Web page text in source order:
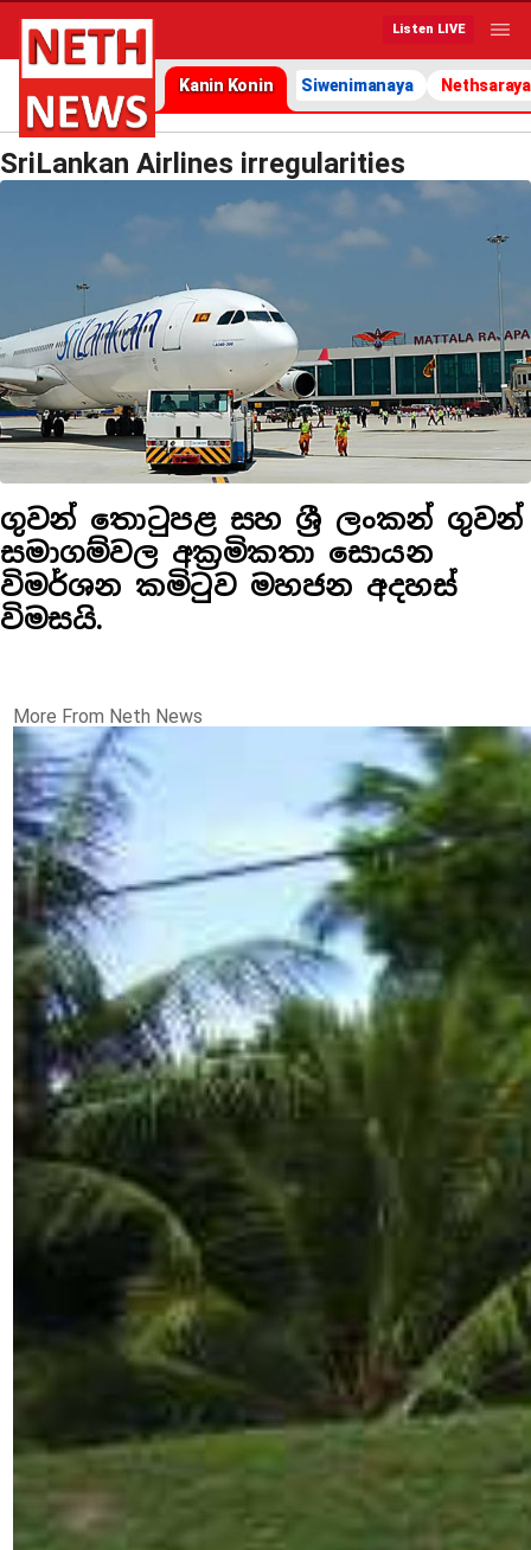
Listen LIVE
Kanin Konin Siwenimanaya Nethsaraya
SriLankan Airlines irregularities
ගුවන් තොටුපළ සහ ශ්‍රී ලංකන් ගුවන්
සමාගම්වල අක්‍රමිකතා සොයන
විමර්ශන කමිටුව මහජන අදහස්
විමසයි.
More From Neth News